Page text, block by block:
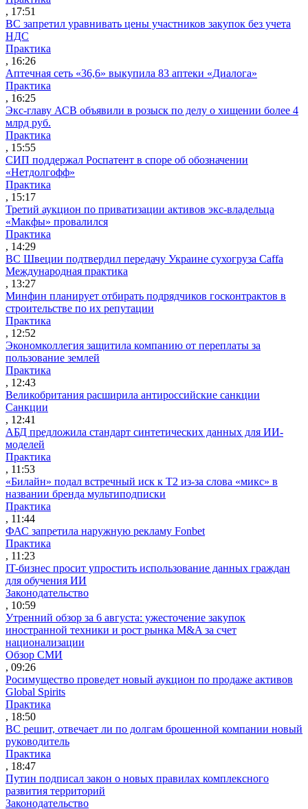
, 17:51
ВС запретил уравнивать цены участников закупок без учета
НДС
Практика
, 16:26
Аптечная сеть «36,6» выкупила 83 аптеки «Диалога»
Практика
, 16:25
Экс-главу АСВ объявили в розыск по делу о хищении более 4
млрд руб.
Практика
, 15:55
СИП поддержал Роспатент в споре об обозначении
«Нетдолгофф»
Практика
, 15:17
Третий аукцион по приватизации активов экс-владельца
«Макфы» провалился
Практика
, 14:29
ВС Швеции подтвердил передачу Украине сухогруза Caffa
Международная практика
, 13:27
Минфин планирует отбирать подрядчиков госконтрактов в
строительстве по их репутации
Практика
, 12:52
Экономколлегия защитила компанию от переплаты за
пользование землей
Практика
, 12:43
Великобритания расширила антироссийские санкции
Санкции
, 12:41
АБД предложила стандарт синтетических данных для ИИ-
моделей
Практика
, 11:53
«Билайн» подал встречный иск к Т2 из-за слова «микс» в
названии бренда мультиподписки
Практика
, 11:44
ФАС запретила наружную рекламу Fonbet
Практика
, 11:23
IT-бизнес просит упростить использование данных граждан
для обучения ИИ
Законодательство
, 10:59
Утренний обзор за 6 августа: ужесточение закупок
иностранной техники и рост рынка M&A за счет
национализации
Обзор СМИ
, 09:26
Росимущество проведет новый аукцион по продаже активов
Global Spirits
Практика
, 18:50
ВС решит, отвечает ли по долгам брошенной компании новый
руководитель
Практика
, 18:47
Путин подписал закон о новых правилах комплексного
развития территорий
Законодательство